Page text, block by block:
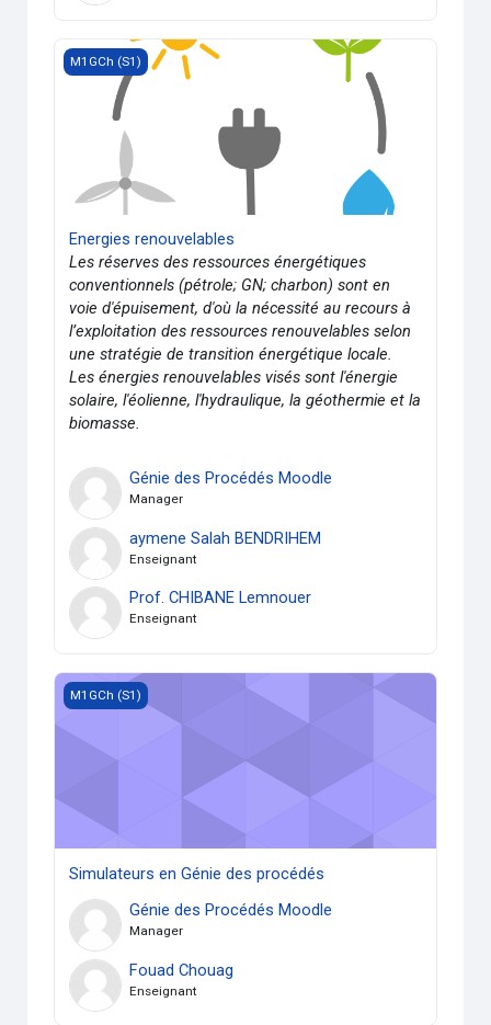
Energies renouvelables
M1GCh (S1)
Energies renouvelables
Les réserves des ressources énergétiques
conventionnels (pétrole; GN; charbon) sont en
voie d'épuisement, d'où la nécessité au recours à
l’exploitation des ressources renouvelables selon
une stratégie de transition énergétique locale.
Les énergies renouvelables visés sont l'énergie
solaire, l'éolienne, l'hydraulique, la géothermie et la
biomasse.
Génie des Procédés Moodle
Manager
aymene Salah BENDRIHEM
Enseignant
Prof. CHIBANE Lemnouer
Enseignant
Simulateurs en Génie des procédés
M1GCh (S1)
Simulateurs en Génie des procédés
Génie des Procédés Moodle
Manager
Fouad Chouag
Enseignant